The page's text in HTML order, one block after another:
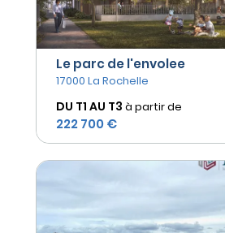
Le parc de l'envolee
17000 La Rochelle
DU T1 AU T3 à partir de
222 700 €